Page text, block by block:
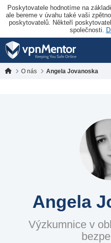
Poskytovatele hodnotíme na
ale bereme v úvahu také vaši
poskytovatelů. Někteří
společnosti.
O nás Angela Jovanoska
Angela
Výzkumnice v